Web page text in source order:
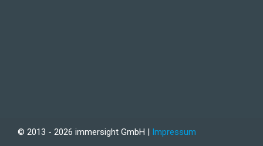
© 2013 - 2026 immersight GmbH | Impressum